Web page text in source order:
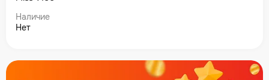
Наличие
Нет